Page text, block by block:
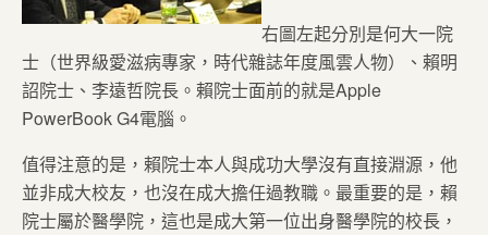
右圖左起分別是何大一院
士（世界級愛滋病專家，時代雜誌年度風雲人物）、賴明
詔院士、李遠哲院長。賴院士面前的就是Apple
PowerBook G4電腦。
值得注意的是，賴院士本人與成功大學沒有直接淵源，他
並非成大校友，也沒在成大擔任過教職。最重要的是，賴
院士屬於醫學院，這也是成大第一位出身醫學院的校長，